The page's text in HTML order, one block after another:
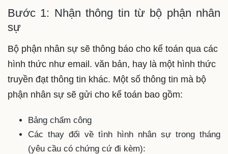
Bước 1: Nhận thông tin từ bộ phận nhân
sự
Bộ phận nhân sự sẽ thông báo cho kế toán qua các
hình thức như email. văn bản, hay là một hình thức
truyền đạt thông tin khác. Một số thông tin mà bộ
phận nhân sự sẽ gửi cho kế toán bao gồm:
Bảng chấm công
Các thay đổi về tình hình nhân sự trong tháng
(yêu cầu có chứng cứ đi kèm):